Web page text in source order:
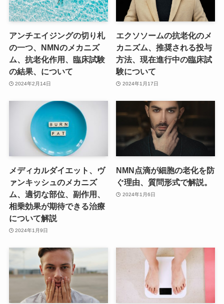
アンチエイジングの切り札
の一つ、NMNのメカニズ
ム、抗老化作用、臨床試験
の結果、について
2024年2月14日
エクソソームの抗老化のメ
カニズム、推奨される投与
方法、現在進行中の臨床試
験について
2024年1月17日
メディカルダイエット、ヴ
ァンキッシュのメカニズ
ム、適切な部位、副作用、
相乗効果が期待できる治療
について解説
2024年1月9日
NMN点滴が細胞の老化を防
ぐ理由、質問形式で解説。
2024年1月6日